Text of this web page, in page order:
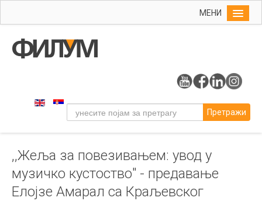
МЕНИ
Упис
Уметност
Музичка уметност
Примењена и ликовна уметност
Галерија
Претражи
,,Жеља за повезивањем: увод у
музичко кустоство" - предавање
Елојзе Амарал са Краљевског